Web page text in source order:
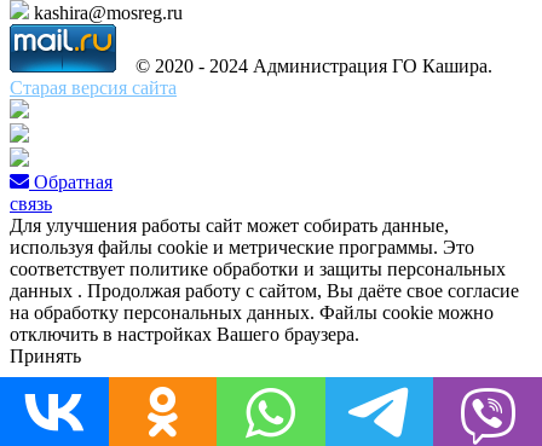
kashira@mosreg.ru
© 2020 - 2024 Администрация ГО Кашира.
Старая версия сайта
Обратная
связь
Для улучшения работы сайт может собирать данные,
используя файлы cookie и метрические программы. Это
соответствует политике обработки и защиты персональных
данных . Продолжая работу с сайтом, Вы даёте свое согласие
на обработку персональных данных. Файлы cookie можно
отключить в настройках Вашего браузера.
Принять